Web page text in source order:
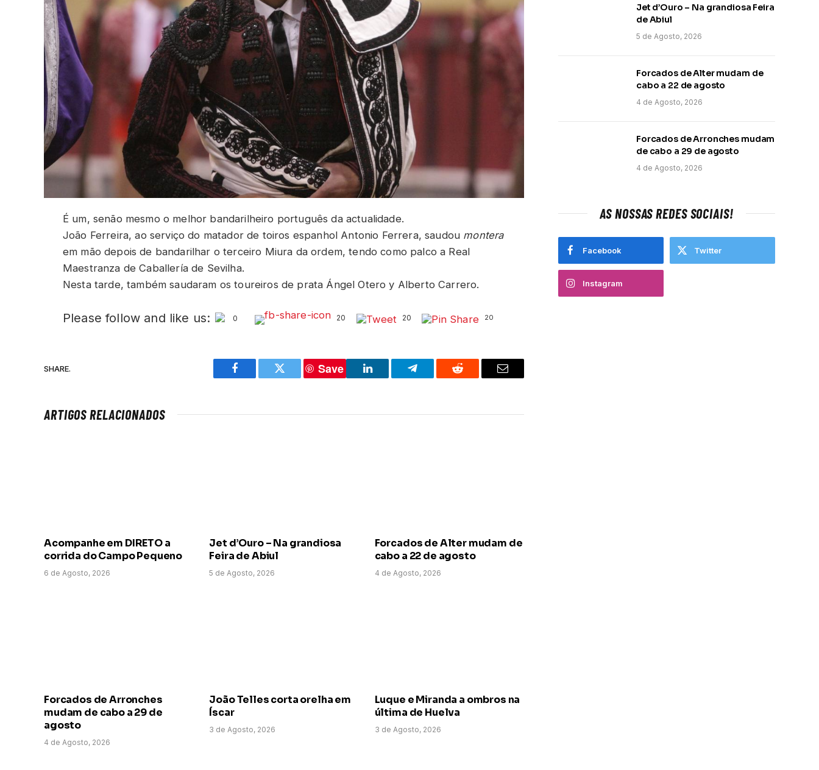
É um, senão mesmo o melhor bandarilheiro português da actualidade.
João Ferreira, ao serviço do matador de toiros espanhol Antonio Ferrera, saudou montera
em mão depois de bandarilhar o terceiro Miura da ordem, tendo como palco a Real
Maestranza de Caballería de Sevilha.
Nesta tarde, também saudaram os toureiros de prata Ángel Otero y Alberto Carrero.
Please follow and like us: 0 20 20 20
SHARE.
Facebook Twitter
Save
LinkedIn Telegram Reddit Email
ARTIGOS RELACIONADOS
Acompanhe em DIRETO a
corrida do Campo Pequeno
6 de Agosto, 2026
Jet d’Ouro – Na grandiosa
Feira de Abiul
5 de Agosto, 2026
Forcados de Alter mudam de
cabo a 22 de agosto
4 de Agosto, 2026
Forcados de Arronches
mudam de cabo a 29 de
agosto
4 de Agosto, 2026
João Telles corta orelha em
Íscar
3 de Agosto, 2026
Luque e Miranda a ombros na
última de Huelva
3 de Agosto, 2026
Jet d’Ouro – Na grandiosa Feira
de Abiul
5 de Agosto, 2026
Forcados de Alter mudam de
cabo a 22 de agosto
4 de Agosto, 2026
Forcados de Arronches mudam
de cabo a 29 de agosto
4 de Agosto, 2026
AS NOSSAS REDES SOCIAIS!
Facebook Twitter
Instagram